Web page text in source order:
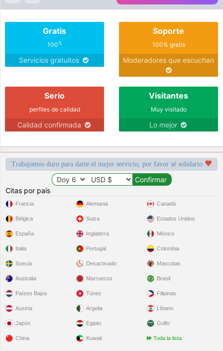
Gratis
100%
Servicios gratuitos
Soporte
100% gratis
Moderadores que escuchan
Serio
perfiles de calidad
Calidad confirmada
Visitantes
Muy visitado
Lo mejor
Trabajamos duro para darte el mejor servicio, por favor sé solidario
Citas por país
Francia
Bélgica
España
Italia
Suecia
Alemania
Suiza
Inglaterra
Portugal
Desactivado
Canadá
Estados Unidos
México
Colombia
Mascotas
Australia
Países Bajos
Austria
Japón
China
Marruecos
Túnez
Argelia
Egipto
Kuwait
Brasil
Filipinas
Líbano
Golfo
Toda la lista